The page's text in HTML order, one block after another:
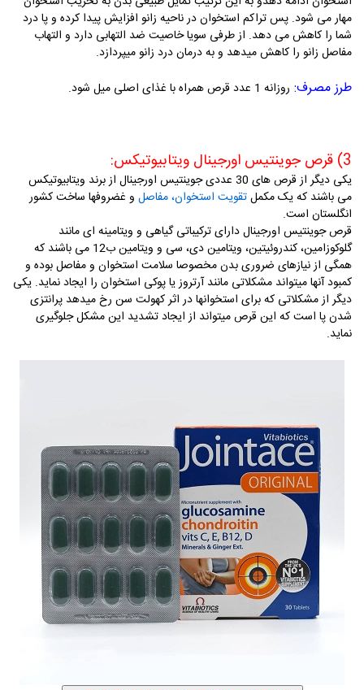
مهار می شود. پس تراکم استخوان در ناحیه زانو افزایش پیدا کرده و پا درد
شما را کاهش می دهد. از طرفی سویا خاصیت ضد التهابی دارد و التهاب
مفاصل زانو را کاهش میدهد و به درمان درد زانو میپردازد.
طرز مصرف: روزانه 1 عدد قرص همراه با غذای اصلی میل شود.
3) قرص جوینتیس اورجینال ویتابیوتیکس:
یکی دیگر از قر
ص های 30 عددی جوینتیس اورجینال از برند ویتابیوتیکس
می باشند که یک مکملتقویت استخوان، مفاصل و غضروفها ساخت کشور
انگلستان است.
قرص جوینتیس اورجینال دارای ترکیباتی گیاهی و ویتامینه ای مانند
گلوکوزامین، کندروئیتین، ویتامین دی، سی و ویتامین ب12 می باشند که
همگی از نیازهای ضروری بدن مخصوصا سلامت استخوان و مفاصل بوده و
کمبود آنها میتواند مشکلاتی مانند آرتروز یا پوکی استخوان را ایجاد نماید. یکی
دیگر از مشکلاتی که برای استخوانها در اثر کهولت سن رخ میدهد پرانتزی
شدن پا است که این قرص میتواند از ایجاد تشدید این مشکل جلوگیری
نماید.